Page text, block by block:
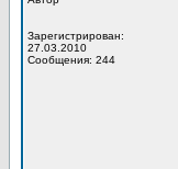
Зарегистрирован:
27.03.2010
Сообщения: 244